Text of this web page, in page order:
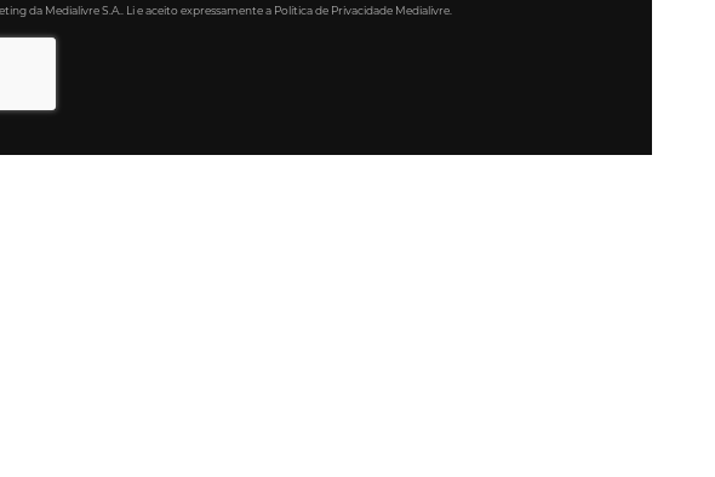
Medialivre S.A.. Li e aceito expressamente a Política de Privacidade Medialivre.